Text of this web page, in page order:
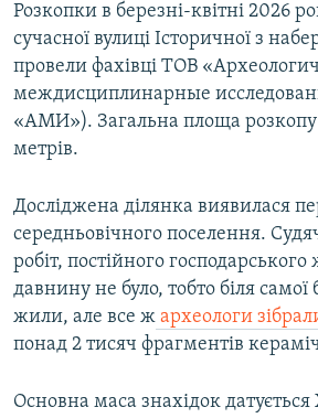
Розкопки в березні-квітні 2026
сучасної вулиці Історичної з
провели фахівці ТОВ
междисциплинарные
«АМИ»). Загальна площа
метрів.
Досліджена ділянка виявилася
середньовічного поселення.
робіт, постійного господарського
давнину не було, тобто біля
жили, але все ж археологи
понад 2 тисяч фрагментів
Основна маса знахідок датується